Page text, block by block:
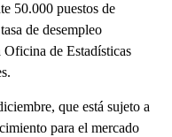
50.000 puestos de
de desempleo
Oficina de Estadísticas
que está sujeto a
para el mercado